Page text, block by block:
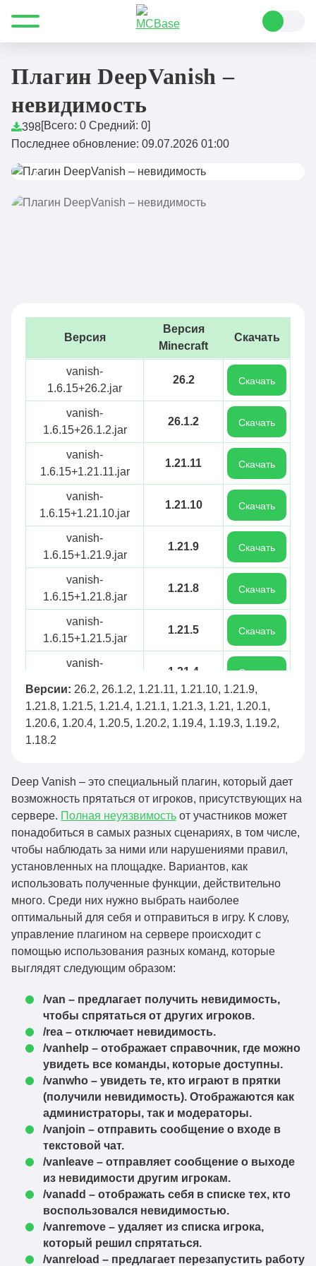
Все для Minecraft Плагины Мобы и боссы
Плагин DeepVanish –
невидимость
398[Всего: 0 Средний: 0]
Последнее обновление: 09.07.2026 01:00
Версия
Версия
Minecraft
Скачать
vanish-
1.6.15+26.2.jar
26.2 Скачать
vanish-
1.6.15+26.1.2.jar
26.1.2 Скачать
vanish-
1.6.15+1.21.11.jar
1.21.11 Скачать
vanish-
1.6.15+1.21.10.jar
1.21.10 Скачать
vanish-
1.6.15+1.21.9.jar
1.21.9 Скачать
vanish-
1.6.15+1.21.8.jar
1.21.8 Скачать
vanish-
1.6.15+1.21.5.jar
1.21.5 Скачать
vanish-
1.21.4 Скачать
vanish-
1.6.15+1.21.1.jar
1.21.1 Скачать
vanish-
1.6.14+26.1.2.jar
26.1.2 Скачать
vanish-
1.6.14+1.21.11.jar
1.21.11 Скачать
vanish-
1.6.14+1.21.10.jar
1.21.10 Скачать
vanish-
1.6.14+1.21.9.jar
1.21.9 Скачать
vanish-
1.6.14+1.21.8.jar
1.21.8
vanish-
1.6.14+1.21.5.jar
1.21.5 Скачать
vanish-
1.6.14+1.21.4.jar
1.21.4 Скачать
vanish-
1.6.14+1.21.1.jar
1.21.1 Скачать
vanish-
1.6.13+1.21.11.jar
1.21.11 Скачать
vanish-
1.6.12+26.2.jar
1.6.12+26.1.2.jar
26.1.2
vanish-
1.6.12+1.21.11.jar
1.21.11 Скачать
Версии: 26.2, 26.1.2, 1.21.11, 1.21.10, 1.21.9,
1.21.8, 1.21.5, 1.21.4, 1.21.1, 1.21.3, 1.21, 1.20.1,
1.20.6, 1.20.4, 1.20.5, 1.20.2, 1.19.4, 1.19.3, 1.19.2,
1.18.2
Deep Vanish – это специальный плагин, который дает
возможность прятаться от игроков, присутствующих на
сервере. Полная неуязвимость от участников может
понадобиться в самых разных сценариях, в том числе,
чтобы наблюдать за ними или нарушениями правил,
установленных на площадке. Вариантов, как
использовать полученные функции, действительно
много. Среди них нужно выбрать наиболее
оптимальный для себя и отправиться в игру. К слову,
управление плагином на сервере происходит с
помощью использования разных команд, которые
выглядят следующим образом:
/van – предлагает получить невидимость,
чтобы спрятаться от других игроков.
/rea – отключает невидимость.
/vanhelp – отображает справочник, где можно
увидеть все команды, которые доступны.
/vanwho – увидеть те, кто играют в прятки
(получили невидимость). Отображаются как
администраторы, так и модераторы.
/vanjoin – отправить сообщение о входе в
текстовой чат.
/vanleave – отправляет сообщение о выходе
из невидимости другим игрокам.
/vanadd – отображать себя в списке тех, кто
воспользовался невидимостью.
/vanremove – удаляет из списка игрока,
который решил спрятаться.
/vanreload – предлагает перезапустить работу